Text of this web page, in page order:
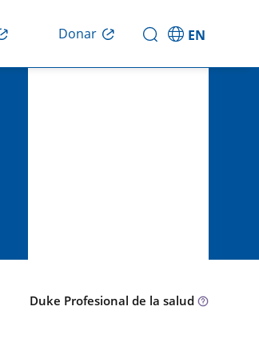
Donar EN
Duke Profesional de la salud